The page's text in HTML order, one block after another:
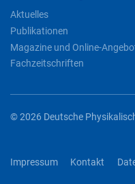
Aktuelles
Publikationen
Magazine und Online-
Fachzeitschriften
© 2026 Deutsche
Impressum Kontakt